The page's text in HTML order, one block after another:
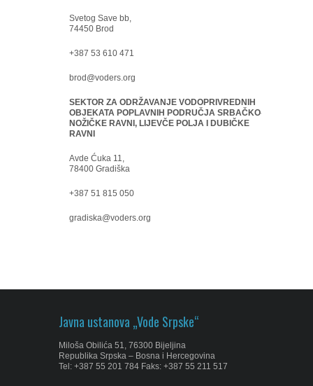
Svetog Save bb,
74450 Brod
+387 53 610 471
brod@voders.org
SEKTOR ZA ODRŽAVANJE VODOPRIVREDNIH
OBJEKATA POPLAVNIH PODRUČJA SRBAČKO-
NOŽIČKE RAVNI, LIJEVČE POLJA I DUBIČKE
RAVNI
Avde Ćuka 11,
78400 Gradiška
+387 51 815 050
gradiska@voders.org
Javna ustanova „Vode Srpske“
Miloša Obilića 51, 76300 Bijeljina
Republika Srpska – Bosna i Hercegovina
Tel: +387 55 201 784 Faks: +387 55 211 517